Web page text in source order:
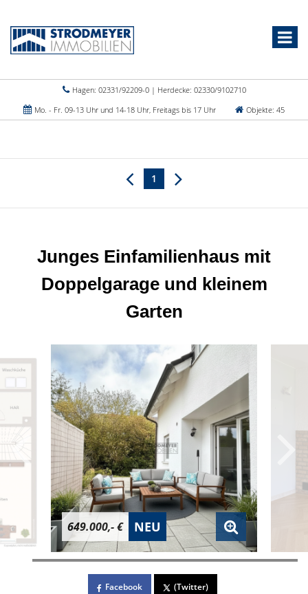
Hagen: 02331/92209-0 | Herdecke: 02330/9102710
Mo. - Fr. 09-13 Uhr und 14-18 Uhr, Freitags bis 17 Uhr
Objekte: 45
1
Junges Einfamilienhaus mit
Doppelgarage und kleinem
Garten
649.000,- € NEU
Facebook (Twitter)